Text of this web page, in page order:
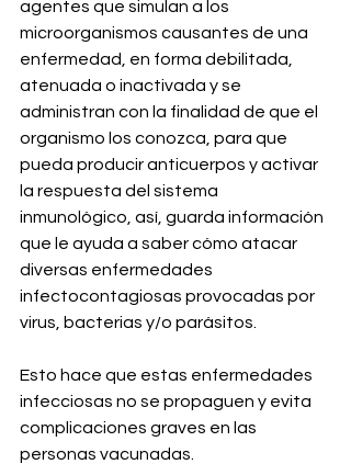
agentes que simulan a los
microorganismos causantes de una
enfermedad, en forma debilitada,
atenuada o inactivada y se
administran con la finalidad de que el
organismo los conozca, para que
pueda producir anticuerpos y activar
la respuesta del sistema
inmunológico, así, guarda información
que le ayuda a saber cómo atacar
diversas enfermedades
infectocontagiosas provocadas por
virus, bacterias y/o parásitos.
Esto hace que estas enfermedades
infecciosas no se propaguen y evita
complicaciones graves en las
personas vacunadas.